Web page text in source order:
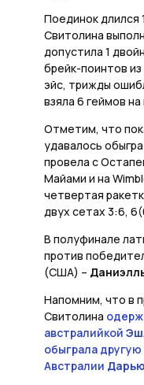
Поединок длился
Свитолина
допустила 1
брейк-поинтов
эйс, трижды
взяла 6 геймов
Отметим, что
удавалось
провела с
Майами и на
четвертая
двух сетах 3:6,
В полуфинале
против
(США) –
Напомним, что в
Свитолина
австралийкой
обыграла
Австралии